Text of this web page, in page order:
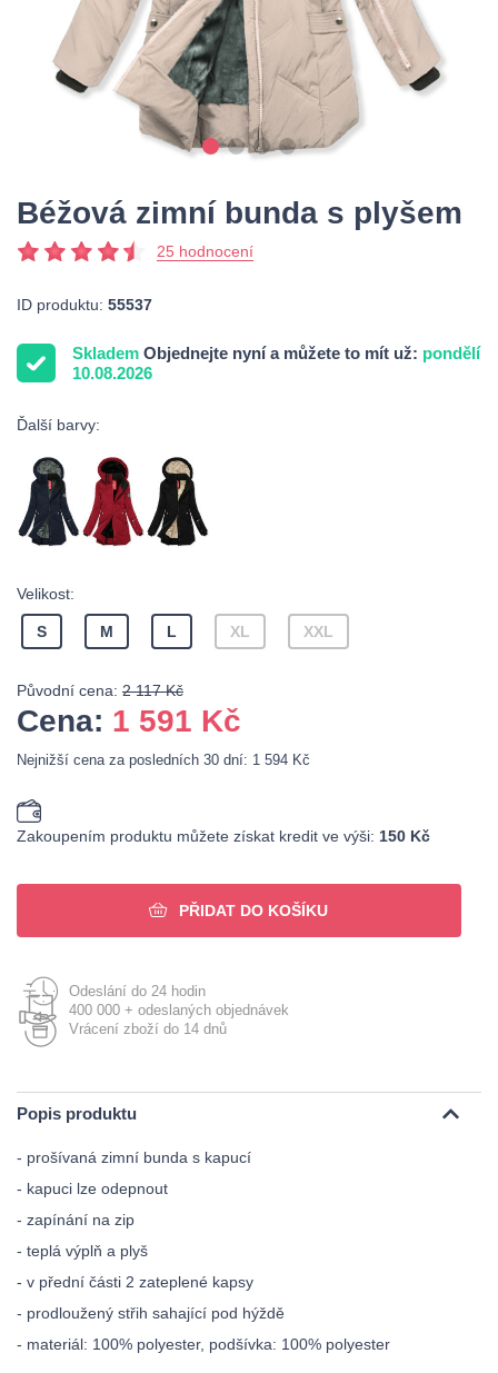
Béžová zimní bunda s plyšem
25 hodnocení
ID produktu: 55537
Skladem Objednejte nyní a můžete to mít už: pondělí
10.08.2026
Ďalší barvy:
Velikost:
S M L XL XXL
Původní cena: 2 117 Kč
Cena: 1 591 Kč
Nejnižší cena za posledních 30 dní: 1 594 Kč
Zakoupením produktu můžete získat kredit ve výši: 150 Kč
PŘIDAT DO KOŠÍKU
Odeslání do 24 hodin
400 000 + odeslaných objednávek
Vrácení zboží do 14 dnů
Popis produktu
- prošívaná zimní bunda s kapucí
- kapuci lze odepnout
- zapínání na zip
- teplá výplň a plyš
- v přední části 2 zateplené kapsy
- prodloužený střih sahající pod hýždě
- materiál: 100% polyester, podšívka: 100% polyester